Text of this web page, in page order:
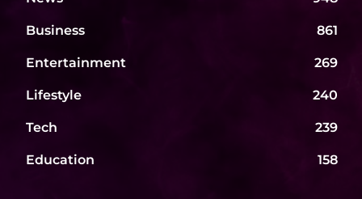
Business 861
Entertainment 269
Lifestyle 240
Tech 239
Education 158